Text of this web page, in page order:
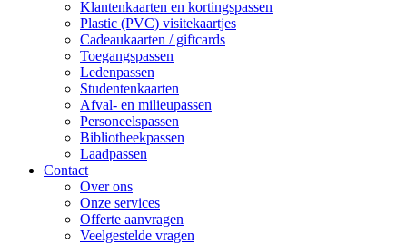
Klantenkaarten en kortingspassen
Plastic (PVC) visitekaartjes
Cadeaukaarten / giftcards
Toegangspassen
Ledenpassen
Studentenkaarten
Afval- en milieupassen
Personeelspassen
Bibliotheekpassen
Laadpassen
Contact
Over ons
Onze services
Offerte aanvragen
Veelgestelde vragen